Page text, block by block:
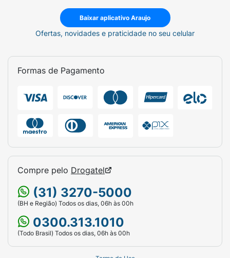
Baixar aplicativo Araujo
Ofertas, novidades e praticidade no seu celular
Formas de Pagamento
Compre pelo Drogatel
(31) 3270-5000
(BH e Região) Todos os dias, 06h às 00h
0300.313.1010
(Todo Brasil) Todos os dias, 06h às 00h